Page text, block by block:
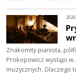
Znakomity pianista,
Prokopowicz wystąpi
muzycznych. Dlaczego